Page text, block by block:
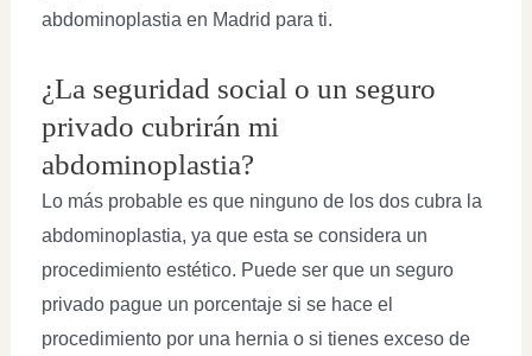
abdominoplastia en Madrid para ti.
¿La seguridad social o un seguro
privado cubrirán mi
abdominoplastia?
Lo más probable es que ninguno de los dos cubra la
abdominoplastia, ya que esta se considera un
procedimiento estético. Puede ser que un seguro
privado pague un porcentaje si se hace el
procedimiento por una hernia o si tienes exceso de